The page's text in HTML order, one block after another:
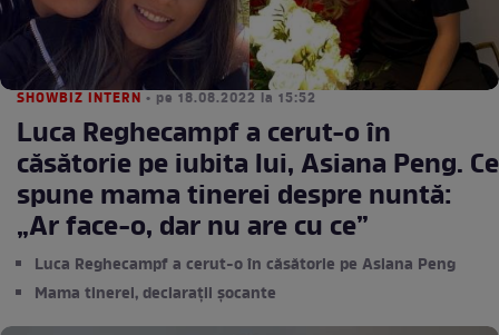
SHOWBIZ INTERN • pe 18.08.2022 la 15:52
Luca Reghecampf a cerut-o în
căsătorie pe iubita lui, Asiana Peng. Ce
spune mama tinerei despre nuntă:
„Ar face-o, dar nu are cu ce”
Luca Reghecampf a cerut-o în căsătorie pe Asiana Peng
Mama tinerei, declarații șocante